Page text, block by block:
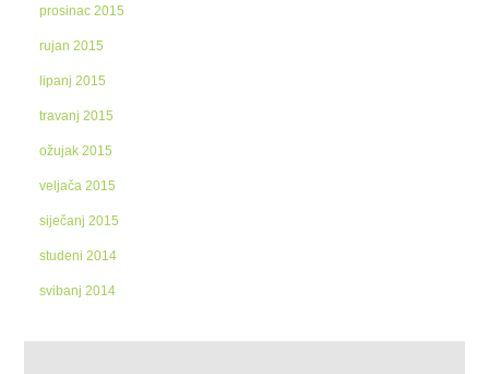
prosinac 2015
rujan 2015
lipanj 2015
travanj 2015
ožujak 2015
veljača 2015
siječanj 2015
studeni 2014
svibanj 2014